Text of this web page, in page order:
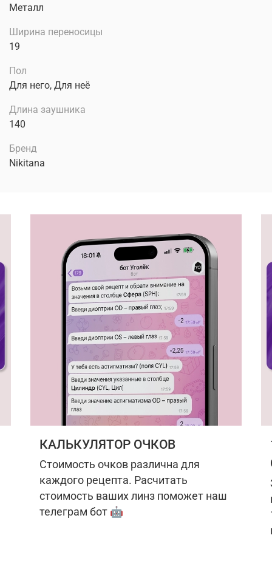
Металл
Ширина переносицы
19
Пол
Для него, Для неё
Длина заушника
140
Бренд
Nikitana
КАЛЬКУЛЯТОР ОЧКОВ
Стоимость очков различна для
каждого рецепта. Расчитать
стоимость ваших линз поможет наш
телеграм бот 🤖